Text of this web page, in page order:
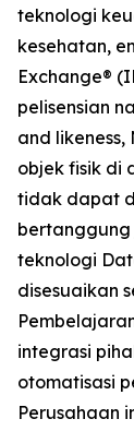
teknologi
kesehatan,
Exchange®
pelisensian
and
objek fisik di
tidak dapat
teknologi
disesuaikan
integrasi
otomatisasi
Perusahaan